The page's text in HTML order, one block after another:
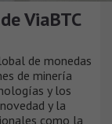
ViaBTC
de monedas
de minería
y los
y la
como la